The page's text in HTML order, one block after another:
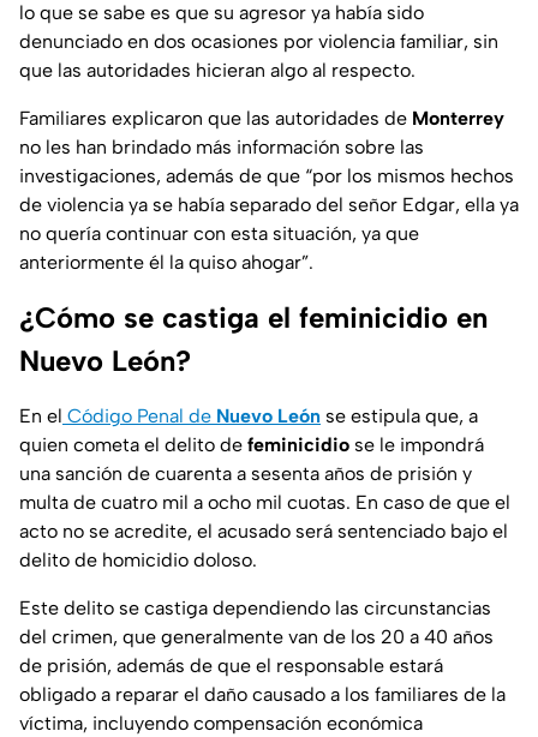
lo que se sabe es que su agresor ya había sido
denunciado en dos ocasiones por violencia familiar, sin
que las autoridades hicieran algo al respecto.
Familiares explicaron que las autoridades de Monterrey
no les han brindado más información sobre las
investigaciones, además de que “por los mismos hechos
de violencia ya se había separado del señor Edgar, ella ya
no quería continuar con esta situación, ya que
anteriormente él la quiso ahogar”.
¿Cómo se castiga el feminicidio en
Nuevo León?
En el Código Penal de Nuevo León se estipula que, a
quien cometa el delito de feminicidio se le impondrá
una sanción de cuarenta a sesenta años de prisión y
multa de cuatro mil a ocho mil cuotas. En caso de que el
acto no se acredite, el acusado será sentenciado bajo el
delito de homicidio doloso.
Este delito se castiga dependiendo las circunstancias
del crimen, que generalmente van de los 20 a 40 años
de prisión, además de que el responsable estará
obligado a reparar el daño causado a los familiares de la
víctima, incluyendo compensación económica